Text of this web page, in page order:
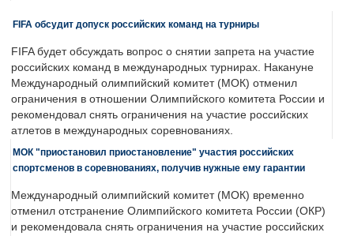
FIFA обсудит допуск российских команд на турниры
FIFA будет обсуждать вопрос о снятии запрета на участие
российских команд в международных турнирах. Накануне
Международный олимпийский комитет (МОК) отменил
ограничения в отношении Олимпийского комитета России и
рекомендовал снять ограничения на участие российских
атлетов в международных соревнованиях.
МОК "приостановил приостановление" участия российских
спортсменов в соревнованиях, получив нужные ему гарантии
Международный олимпийский комитет (МОК) временно
отменил отстранение Олимпийского комитета России (ОКР)
и рекомендовала снять ограничения на участие российских